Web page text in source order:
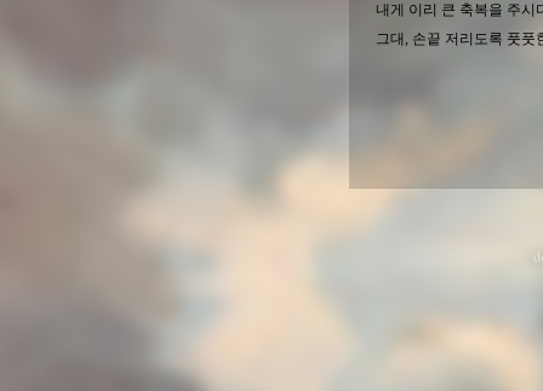
내게 이리 큰 축복을 주시
그대, 손끝 저리도록 풋풋